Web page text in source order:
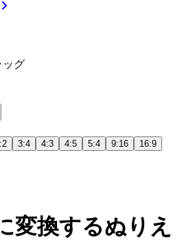
ッグ
3:4 4:3 4:5 5:4 9:16
16:9
変換するぬりえ